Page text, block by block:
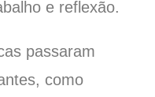
e reflexão.
passaram
como